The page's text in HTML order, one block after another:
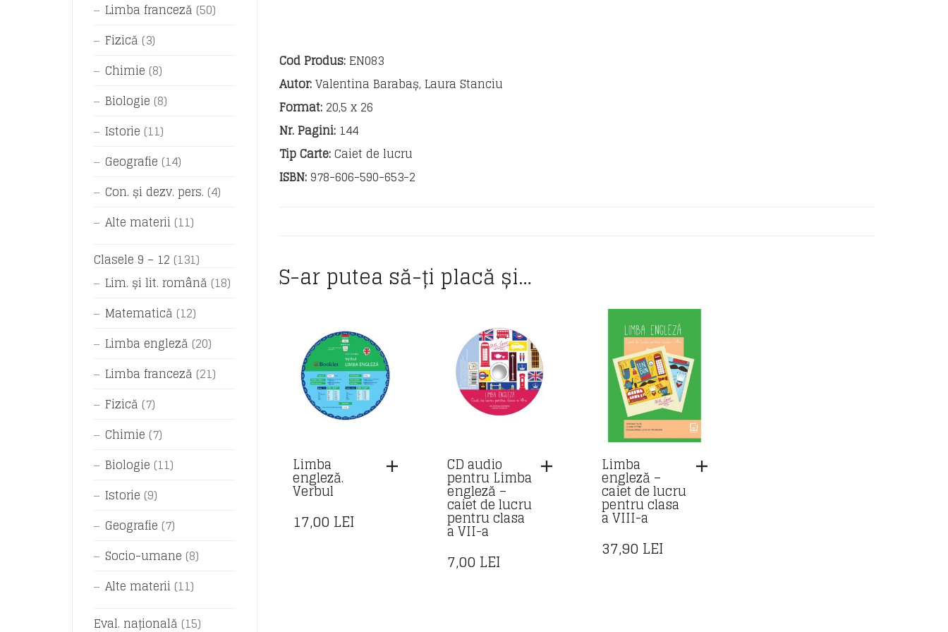
Cod Produs:EN083
Autor:Valentina Barabaș, Laura Stanciu
Format:20,5 x 26
Nr. Pagini:144
Tip Carte:Caiet de lucru
ISBN:978-606-590-653-2
S-ar putea să-ți placă și…
Limba
engleză.
Verbul
17,00 LEI
CD audio
pentru Limba
engleză –
caiet de lucru
pentru clasa
a VII-a
7,00 LEI
Limba
engleză –
caiet de lucru
pentru clasa
a VIII-a
37,90 LEI
Limba franceză (50)
Fizică (3)
Chimie (8)
Biologie (8)
Istorie (11)
Geografie (14)
Con. și dezv. pers. (4)
Alte materii (11)
Clasele 9 – 12 (131)
Lim. și lit. română (18)
Matematică (12)
Limba engleză (20)
Limba franceză (21)
Fizică (7)
Chimie (7)
Biologie (11)
Istorie (9)
Geografie (7)
Socio-umane (8)
Alte materii (11)
Eval. națională (15)